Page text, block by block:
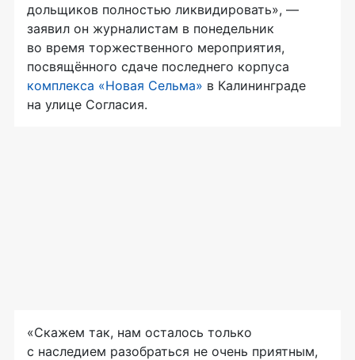
дольщиков полностью ликвидировать», —
заявил он журналистам в понедельник
во время торжественного мероприятия,
посвящённого сдаче последнего корпуса
комплекса «Новая Сельма» в Калининграде
на улице Согласия.
«Скажем так, нам осталось только
с наследием разобраться не очень приятным,